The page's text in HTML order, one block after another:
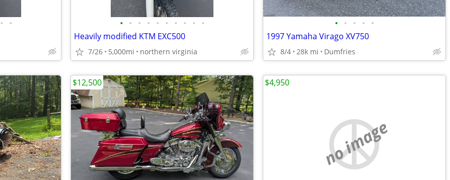
• • • • • • • • • • • •
Heavily modified KTM EXC500
7/26 5,000mi northern virginia
• • • • •
1997 Yamaha Virago XV750
8/4 28k mi Dumfries
$12,500
no image
$4,950